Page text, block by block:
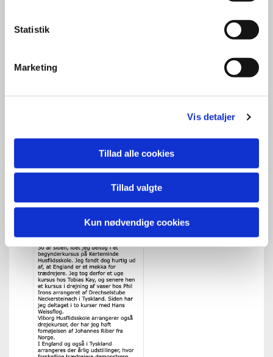
Statistik
Marketing
Vis detaljer
Tillad alle cookies
Tillad valgte
Kun nødvendige cookies